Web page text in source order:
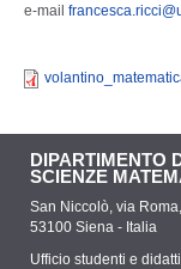
e-mail
DIPARTIMENTO
SCIENZE
San Niccolò, via
53100 Siena - Italia
Ufficio studenti e